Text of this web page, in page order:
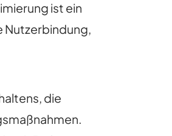
ist ein
Nutzerbindung,
die